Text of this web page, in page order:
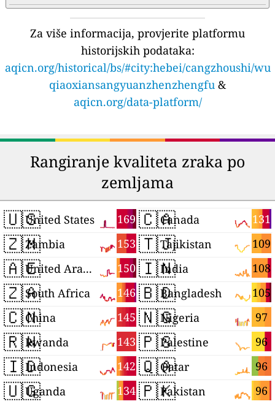
Za više informacija, provjerite platformu
historijskih podataka:
aqicn.org/historical/bs/#city:hebei/cangzhoushi/wu
qiaoxiansangyuanzhenzhengfu &
aqicn.org/data-platform/
Rangiranje kvaliteta zraka po
zemljama
🇺🇸 169
United States
🇿🇲 153
Zambia
🇦🇪 150
United Arab Emirates
🇿🇦 146
South Africa
🇨🇳 145
China
🇷🇼 143
Rwanda
🇮🇩 142
Indonesia
🇺🇬 134
Uganda
🇨🇦 131
Canada
🇹🇯 109
Tajikistan
🇮🇳 108
India
🇧🇩 105
Bangladesh
🇳🇬 97
Nigeria
🇵🇸 96
Palestine
🇶🇦 96
Qatar
🇵🇰 96
Pakistan